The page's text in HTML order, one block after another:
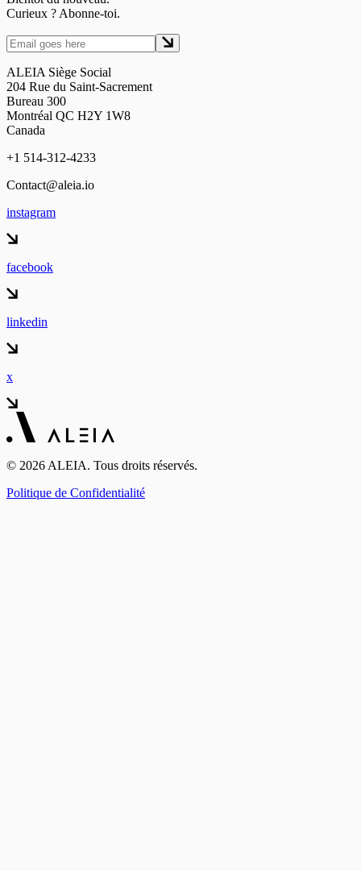
Curieux ? Abonne-toi.
ALEIA Siège Social
204 Rue du Saint-Sacrement
Bureau 300
Montréal QC H2Y 1W8
Canada
+1 514-312-4233
Contact@aleia.io
instagram
facebook
linkedin
x
© 2026 ALEIA. Tous droits réservés.
Politique de Confidentialité